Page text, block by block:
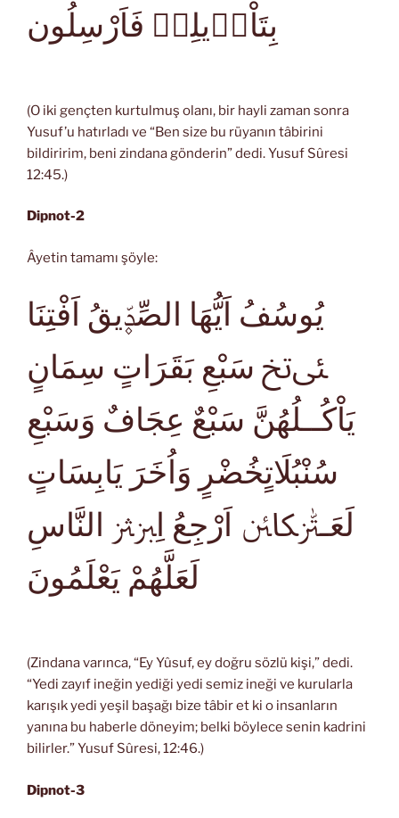
بِتَاْو۪يلِه۪ فَاَرْسِلُون
(O iki gençten kurtulmuş olanı, bir hayli zaman sonra
Yusuf’u hatırladı ve “Ben size bu rüyanın tâbirini
bildiririm, beni zindana gönderin” dedi. Yusuf Sûresi
12:45.)
Dipnot-2
Âyetin tamamı şöyle:
يُوسُفُ اَيُّهَا الصِّدّ۪يقُ اَفْتِنَا
ﯺﰍ سَبْعِ بَقَرَاتٍ سِمَانٍ
يَاْكُــلُهُنَّ سَبْعٌ عِجَافٌ وَسَبْعِ
سُنْبُلَاتٍخُضْرٍ وَاُخَرَ يَابِسَاتٍ
لَعَـﱱﱣﲀﱧ اَرْجِعُ اِﱫﱷ النَّاسِ
لَعَلَّهُمْ يَعْلَمُونَ
(Zindana varınca, “Ey Yûsuf, ey doğru sözlü kişi,” dedi.
“Yedi zayıf ineğin yediği yedi semiz ineği ve kurularla
karışık yedi yeşil başağı bize tâbir et ki o insanların
yanına bu haberle döneyim; belki böylece senin kadrini
bilirler.” Yusuf Sûresi, 12:46.)
Dipnot-3